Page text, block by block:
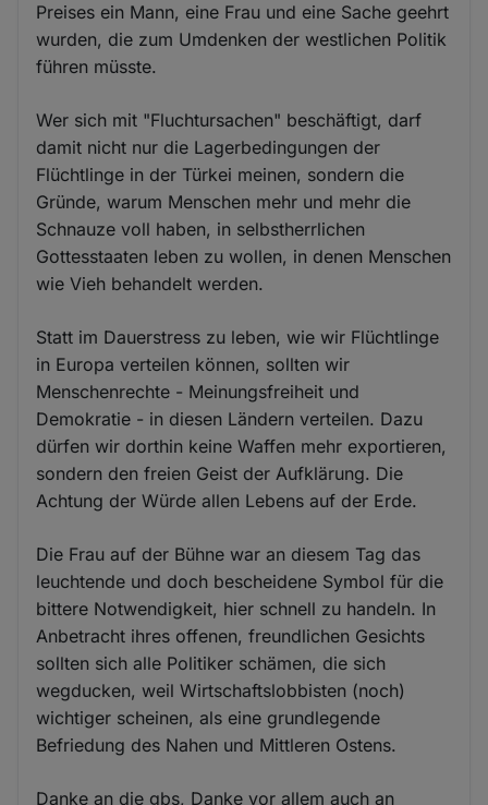
Preises ein Mann, eine Frau und eine Sache geehrt
wurden, die zum Umdenken der westlichen Politik
führen müsste.
Wer sich mit "Fluchtursachen" beschäftigt, darf
damit nicht nur die Lagerbedingungen der
Flüchtlinge in der Türkei meinen, sondern die
Gründe, warum Menschen mehr und mehr die
Schnauze voll haben, in selbstherrlichen
Gottesstaaten leben zu wollen, in denen Menschen
wie Vieh behandelt werden.
Statt im Dauerstress zu leben, wie wir Flüchtlinge
in Europa verteilen können, sollten wir
Menschenrechte - Meinungsfreiheit und
Demokratie - in diesen Ländern verteilen. Dazu
dürfen wir dorthin keine Waffen mehr exportieren,
sondern den freien Geist der Aufklärung. Die
Achtung der Würde allen Lebens auf der Erde.
Die Frau auf der Bühne war an diesem Tag das
leuchtende und doch bescheidene Symbol für die
bittere Notwendigkeit, hier schnell zu handeln. In
Anbetracht ihres offenen, freundlichen Gesichts
sollten sich alle Politiker schämen, die sich
wegducken, weil Wirtschaftslobbisten (noch)
wichtiger scheinen, als eine grundlegende
Befriedung des Nahen und Mittleren Ostens.
Danke an die gbs, Danke vor allem auch an